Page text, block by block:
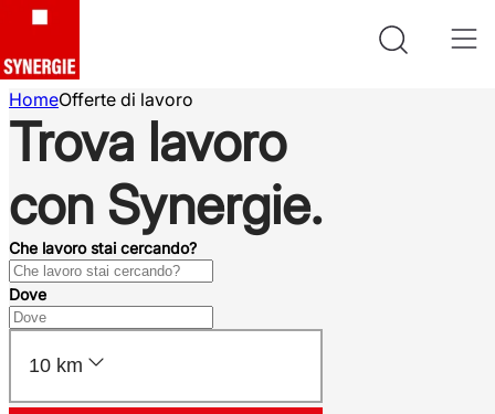
HomeOfferte di lavoro
Trova lavoro
con Synergie.
Che lavoro stai cercando?
Dove
10 km